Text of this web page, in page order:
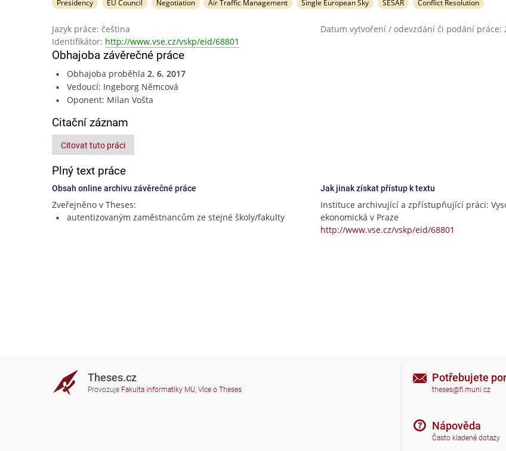
Presidency EU Council Negotiation Air Traffic Management Single European Sky SESAR Conflict Resolution
Jazyk práce: čeština
Datum vytvoření / odevzdání či podání práce:
Identifikátor: http://www.vse.cz/vskp/eid/68801
Obhajoba závěrečné práce
Obhajoba proběhla 2. 6. 2017
Vedoucí: Ingeborg Němcová
Oponent: Milan Vošta
Citační záznam
Citovat tuto práci
Plný text práce
Obsah online archivu závěrečné práce
Zveřejněno v Theses:
autentizovaným zaměstnancům ze stejné školy/fakulty
Jak jinak získat přístup k textu
Instituce archivující a zpřístupňující práci:
ekonomická v Praze
http://www.vse.cz/vskp/eid/68801
Theses.cz
Provozuje Fakulta informatiky MU, Více o Theses
Potřebujete
theses@fi.muni.cz
Nápověda
Často kladené dotazy